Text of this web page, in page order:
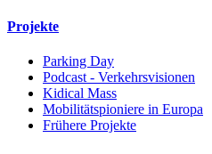
Projekte
Parking Day
Podcast - Verkehrsvisionen
Kidical Mass
Mobilitätspioniere in Europa
Frühere Projekte